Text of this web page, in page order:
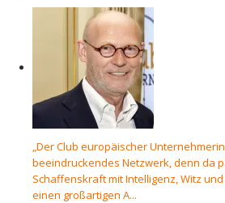
„Der Club europäischer
beeindruckendes Netzwerk, denn da
Schaffenskraft mit Intelligenz, Witz
einen großartigen A...